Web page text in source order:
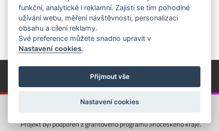
© Píseckem / Kalendárium (Změna programu vyhrazena!)
(Cookies)
© 2018 - 2026 Realizace a správa webu:
Projekt byl podpořen z grantového programu Jihočeského kraje.
funkční, analytické i reklamní. Zajistí se tím pohodlné
užívání webu, měření návštěvnosti, personalizaci
obsahu a cílení reklamy.
Své preference můžete snadno upravit v
Nastavení cookies.
Přijmout vše
Nastavení cookies